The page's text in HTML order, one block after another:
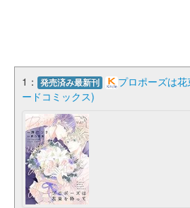
1： 発売済み最新刊
プロポーズは
ードコミックス)